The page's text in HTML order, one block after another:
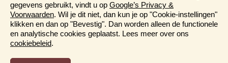
Presentaties en Informatiedagen
Magazine
Aanmelden nieuwsbrief
gegevens gebruikt, vindt u op Google’s Privacy &
Voorwaarden. Wil je dit niet, dan kun je op "Cookie-instellingen"
klikken en dan op "Bevestig". Dan worden alleen de functionele
en analytische cookies geplaatst. Lees meer over ons
cookiebeleid.